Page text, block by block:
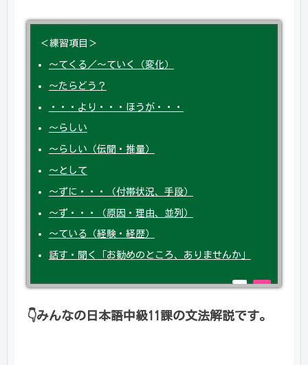
＜練習項目＞
～てくる／～ていく（変化）
～たらどう？
・・・より・・・ほうが・・・
～らしい
～らしい（伝聞・推量）
～として
～ずに・・・（付帯状況、手段）
～ず・・・（原因・理由、並列）
～ている（経験・経歴）
話す・聞く「お勧めのところ、ありませんか」
👇みんなの日本語中級11課の文法解説です。